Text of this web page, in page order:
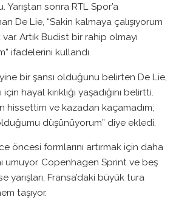
Yarıştan sonra RTL Spor’a
De Lie, “Sakin kalmaya çalışıyorum
var. Artık Budist bir rahip olmayı
ifadelerini kullandı.
bir şansı olduğunu belirten De Lie,
hayal kırıklığı yaşadığını belirtti.
hissettim ve kazadan kaçamadım;
düşünüyorum” diye ekledi.
öncesi formlarını artırmak için daha
umuyor. Copenhagen Sprint ve beş
yarışları, Fransa’daki büyük tura
taşıyor.